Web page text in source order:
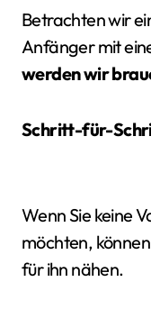
Betrachten wir
Anfänger mit
werden wir
Schritt-für-
Wenn Sie keine
möchten,
für ihn nähen.